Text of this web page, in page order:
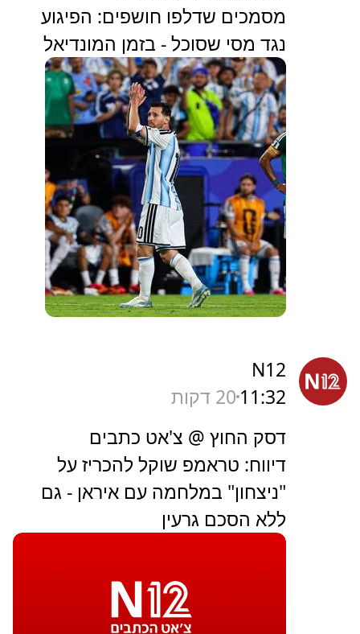
מסמכים שדלפו חושפים: הפיגוע
נגד מסי שסוכל - בזמן המונדיאל
N12
11:32 20 דקות
דסק החוץ @ צ'אט כתבים
דיווח: טראמפ שוקל להכריז על
"ניצחון" במלחמה עם איראן - גם
ללא הסכם גרעין